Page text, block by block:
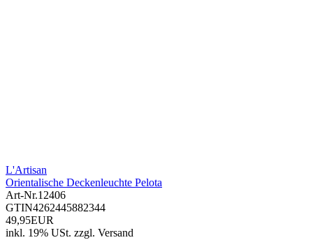
L'Artisan
Orientalische Deckenleuchte Pelota
Art-Nr.12406
GTIN4262445882344
49,95EUR
inkl. 19% USt. zzgl. Versand